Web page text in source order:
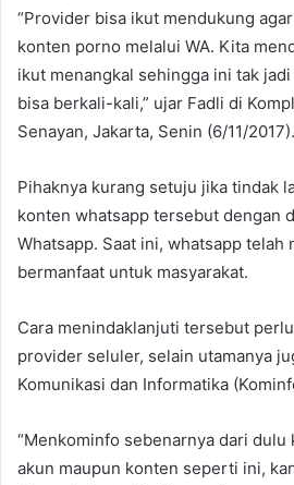
“Provider bisa ikut mendukung
konten porno melalui WA. Kita
ikut menangkal sehingga ini tak
bisa berkali-kali,” ujar Fadli di
Senayan, Jakarta, Senin (6/11/2017).
Pihaknya kurang setuju jika tindak
konten whatsapp tersebut dengan
Whatsapp. Saat ini, whatsapp telah
bermanfaat untuk masyarakat.
Cara menindaklanjuti tersebut
provider seluler, selain utamanya
Komunikasi dan Informatika
“Menkominfo sebenarnya dari dulu
akun maupun konten seperti ini,